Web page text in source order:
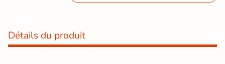
Détails du produit